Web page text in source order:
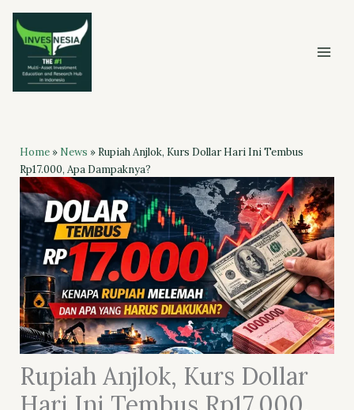
Skip
content
Home» News » Rupiah Anjlok, Kurs Dollar Hari Ini Tembus
Rp17.000, Apa Dampaknya?
Rupiah Anjlok, Kurs Dollar